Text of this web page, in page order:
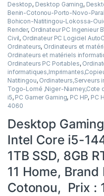
Desktop, Desktop Gaming,
Benin-Cotonou-Porto-Novo-
Bohicon-Natitingou-Lokossa-
Render, Ordinateur PC Ingenieur
Civil, Ordinateur PC Logiciel
Ordinateurs, Ordinateurs et
Ordinateurs et matériels
Ordinateurs PC Portables,
Natitingou, Ordinateurs,Serveurs
Togo-Lomé ,Niger-Niamey,Cote
i5, PC Gamer Gaming, PC HP, PC
4060
Desktop
Intel Core i5-
1TB SSD, 8GB
11 Home,
Cotonou, Prix :